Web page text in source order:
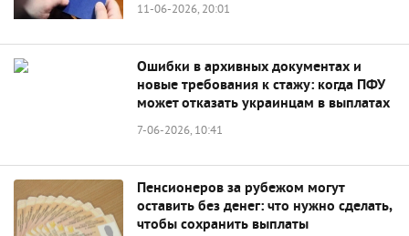
11-06-2026, 20:01
Ошибки в архивных документах и
новые требования к стажу: когда ПФУ
может отказать украинцам в выплатах
7-06-2026, 10:41
Пенсионеров за рубежом могут
оставить без денег: что нужно сделать,
чтобы сохранить выплаты